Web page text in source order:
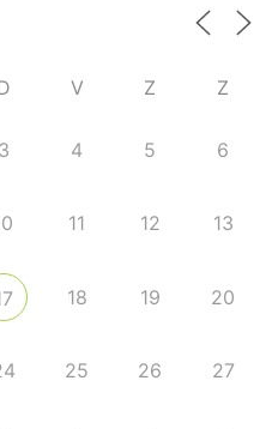
V Z Z
3 4 5 6
11 12 13
18 19 20
25 26 27